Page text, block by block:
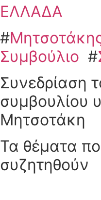
ΕΛΛΑΔΑ
#
Συμβούλιο #
Συνεδρίαση
συμβουλίου
Μητσοτάκη
Τα θέματα
συζητηθούν